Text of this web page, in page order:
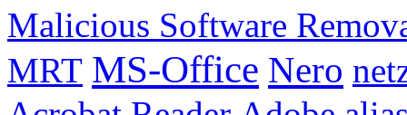
Malicious Software
MRT MS-Office Nero